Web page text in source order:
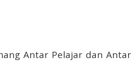
Antar Pelajar dan Antar